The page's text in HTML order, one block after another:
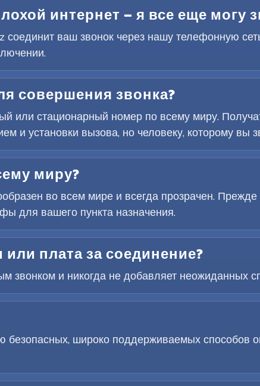
интернет — я все еще могу
ваш звонок через нашу телефонную
совершения звонка?
или стационарный номер по всему миру.
и установки вызова, но человеку, которому вы
миру?
во всем мире и всегда прозрачен. Прежде
для вашего пункта назначения.
плата за соединение?
звонком и никогда не добавляет неожиданных
широко поддерживаемых способов